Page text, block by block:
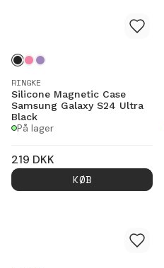
RINGKE
Silicone Magnetic Case
Samsung Galaxy S24 Ultra
Black
På lager
219 DKK
KØB